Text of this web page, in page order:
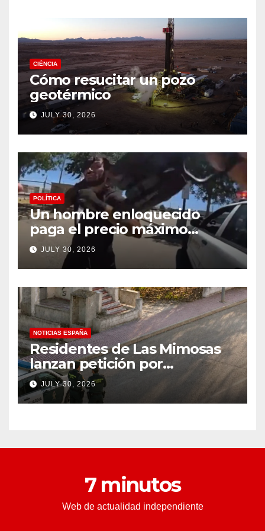
CIÉNCIA
Cómo resucitar un pozo
geotérmico
JULY 30, 2026
POLÍTICA
Un hombre enloquecido
paga el precio máximo
después de llevar un cuchillo
a un tiroteo con agentes del
condado de Los Ángeles
(VIDEO) * The Gateway
Pundit * por Cullen
Linebarger
JULY 30, 2026
NOTICIAS ESPAÑA
Residentes de Las Mimosas
lanzan petición por
disminución ‘inaceptable’ de
servicios básicos – The
Leader
JULY 30, 2026
7 minutos
Web de actualidad independiente